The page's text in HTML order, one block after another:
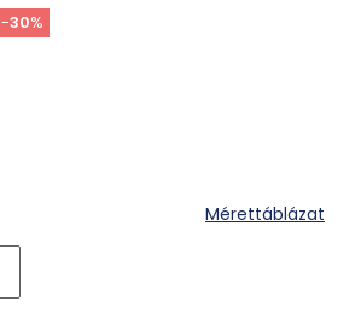
-30%
Mérettáblázat